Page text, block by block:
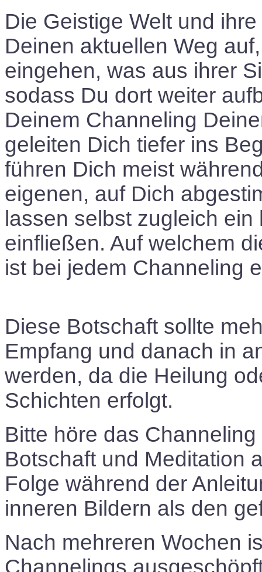
Die Geistige Welt und
Deinen aktuellen Weg
eingehen, was aus ihrer
sodass Du dort weiter
Deinem Channeling
geleiten Dich tiefer ins
führen Dich meist
eigenen, auf Dich
lassen selbst zugleich
einfließen. Auf welchem
ist bei jedem Channeling
Diese Botschaft sollte
Empfang und danach in
werden, da die Heilung
Schichten erfolgt.
Bitte höre das
Botschaft und Meditation
Folge während der
inneren Bildern als den
Nach mehreren Wochen
Channelings